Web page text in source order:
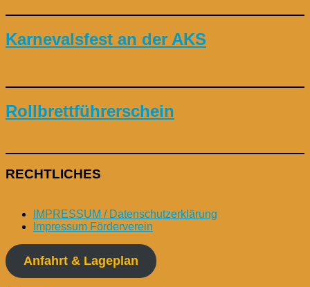
Karnevalsfest an der AKS
Rollbrettführerschein
RECHTLICHES
IMPRESSUM / Datenschutzerklärung
Impressum Förderverein
Anfahrt & Lageplan